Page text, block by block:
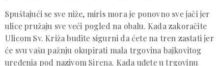
Spuštajući se sve niže, miris mora je ponovno sve jači jer
ulice pružaju sve veći pogled na obalu. Kada zakoračite
Ulicom Sv. Križa budite sigurni da ćete na tren zastati jer
će svu vašu pažnju okupirati mala trgovina bajkovitog
uređenja pod nazivom Sirena. Kada uđete u trgovinu